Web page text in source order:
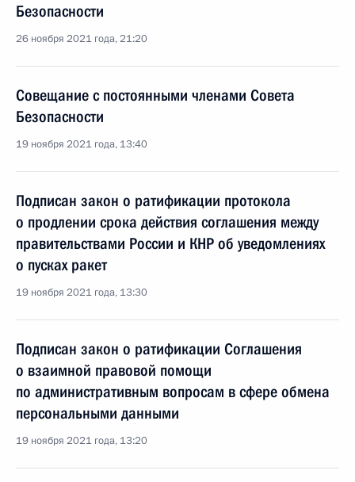
Безопасности
26 ноября 2021 года, 21:20
Совещание с постоянными членами Совета
Безопасности
19 ноября 2021 года, 13:40
Подписан закон о ратификации протокола
о продлении срока действия соглашения между
правительствами России и КНР об уведомлениях
о пусках ракет
19 ноября 2021 года, 13:30
Подписан закон о ратификации Соглашения
о взаимной правовой помощи
по административным вопросам в сфере обмена
персональными данными
19 ноября 2021 года, 13:20